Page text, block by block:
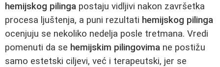
hemijskog pilinga postaju vidljivi nakon završetka
procesa ljuštenja, a puni rezultati hemijskog pilinga
ocenjuju se nekoliko nedelja posle tretmana. Vredi
pomenuti da se hemijskim pilingovima ne postižu
samo estetski ciljevi, već i terapeutski, jer se